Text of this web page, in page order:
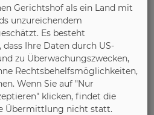
Funktion und
ihrer Möbel einzuhalten
Prüflaboren
Unternehmen, die
einhalten, dürfen
M' bewerben. Solche
sind durch das Goldene M
als nachweislich zuverlässig
Gerichtshof als ein Land mit
unzureichendem
Es besteht
dass Ihre Daten durch US-
zu Überwachungszwecken,
Rechtsbehelfsmöglichkeiten,
Wenn Sie auf "Nur
klicken, findet die
Übermittlung nicht statt.